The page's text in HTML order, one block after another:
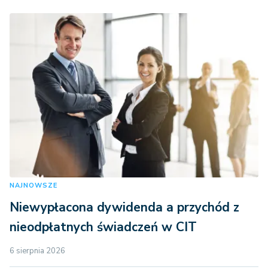
NAJNOWSZE
Niewypłacona dywidenda a przychód z
nieodpłatnych świadczeń w CIT
6 sierpnia 2026